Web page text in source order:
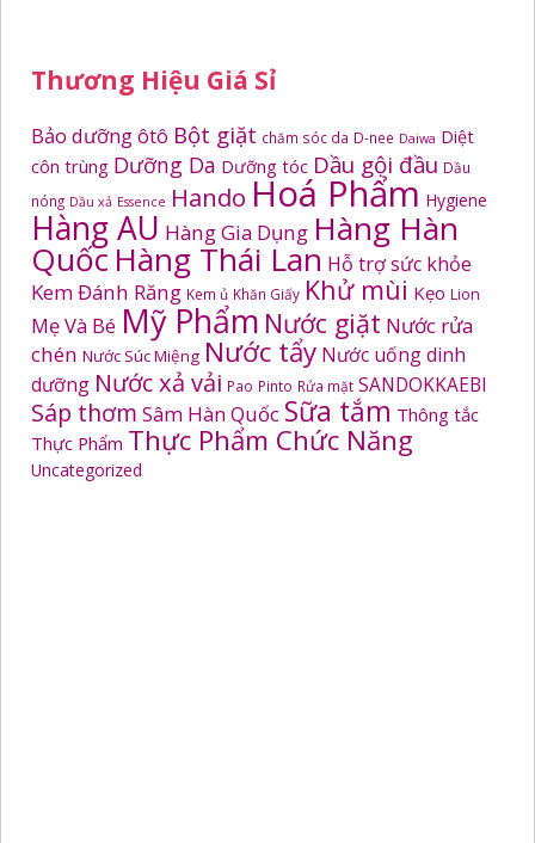
Thương Hiệu Giá Sỉ
Bảo dưỡng ôtô Bột giặt chăm sóc da D-nee Daiwa Diệt
côn trùng Dưỡng Da Dưỡng tóc Dầu gội đầu Dầu
nóng Dầu xả Essence Hando Hoá Phẩm Hygiene
Hàng AU Hàng Gia Dụng Hàng Hàn
Quốc Hàng Thái Lan Hỗ trợ sức khỏe
Kem Đánh Răng Kem ủ Khăn Giấy Khử mùi Kẹo Lion
Mẹ Và Bé Mỹ Phẩm Nước giặt Nước rửa
chén Nước Súc Miệng Nước tẩy Nước uống dinh
dưỡng Nước xả vải Pao Pinto Rửa mặt SANDOKKAEBI
Sáp thơm Sâm Hàn Quốc Sữa tắm Thông tắc
Thực Phẩm Thực Phẩm Chức Năng
Uncategorized